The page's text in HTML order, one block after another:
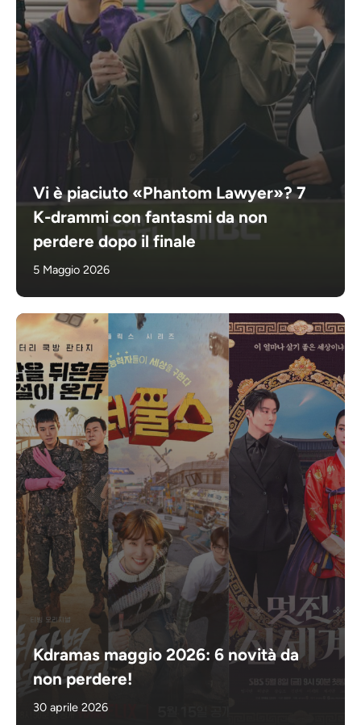
Vi è piaciuto «Phantom Lawyer»? 7
K-drammi con fantasmi da non
perdere dopo il finale
5 Maggio 2026
Kdramas maggio 2026: 6 novità da
non perdere!
30 aprile 2026